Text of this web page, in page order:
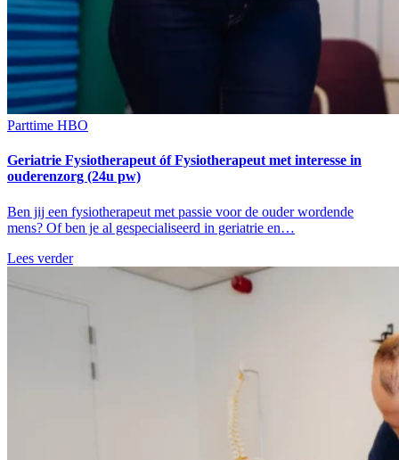
Parttime HBO
Geriatrie Fysiotherapeut óf Fysiotherapeut met interesse in
ouderenzorg (24u pw)
Ben jij een fysiotherapeut met passie voor de ouder wordende
mens? Of ben je al gespecialiseerd in geriatrie en…
Lees verder